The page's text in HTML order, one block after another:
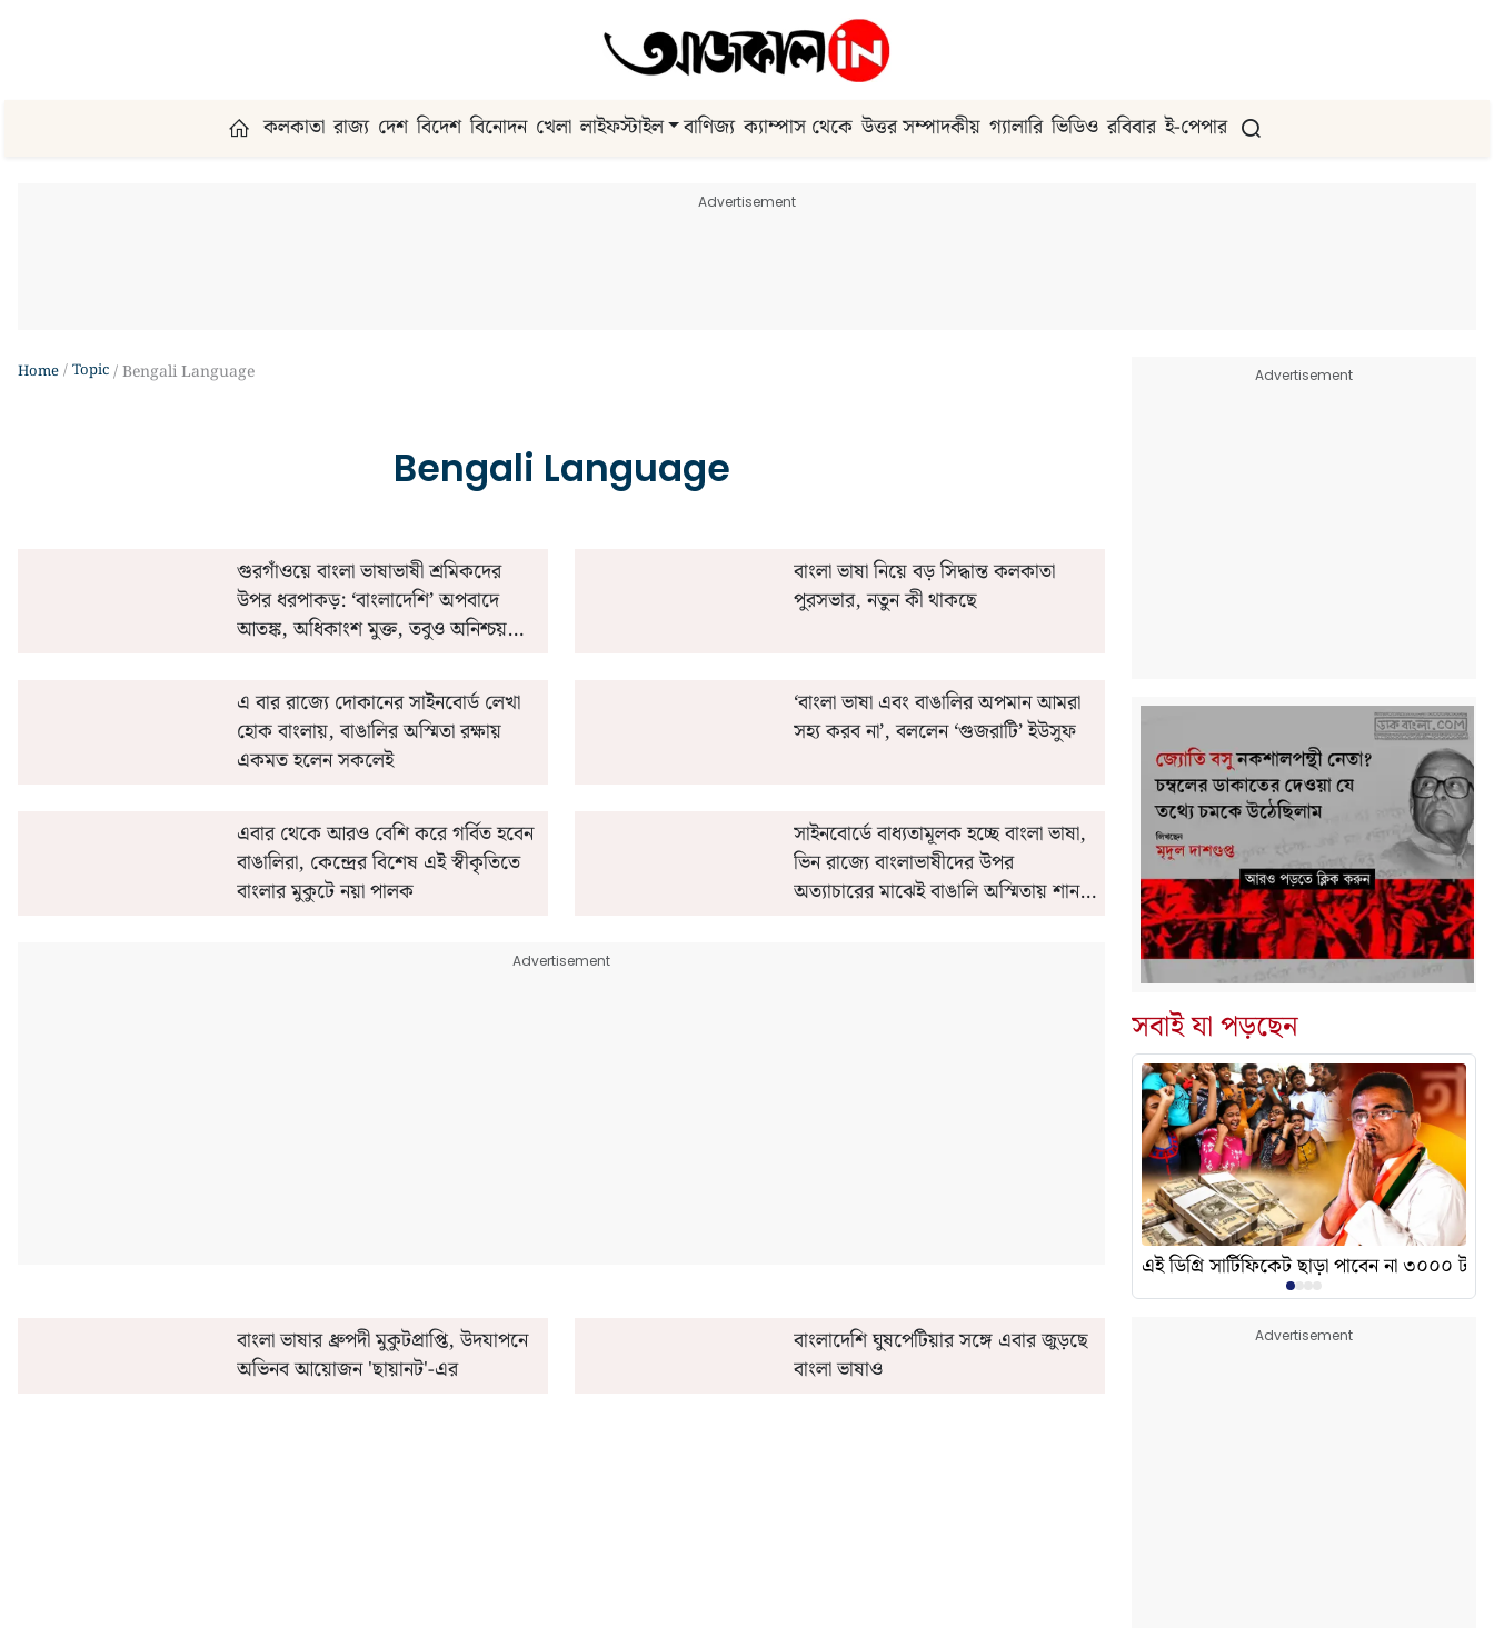
কলকাতা রাজ্য দেশ বিদেশ বিনোদন খেলা লাইফস্টাইল বাণিজ্য ক্যাম্পাস থেকে উত্তর সম্পাদকীয় গ্যালারি ভিডিও রবিবার ই-পেপার
Advertisement
Home Topic Bengali Language
Bengali Language
গুরগাঁওয়ে বাংলা ভাষাভাষী শ্রমিকদের
উপর ধরপাকড়: ‘বাংলাদেশি’ অপবাদে
আতঙ্ক, অধিকাংশ মুক্ত, তবুও অনিশ্চয়তার
বাংলা ভাষা নিয়ে বড় সিদ্ধান্ত কলকাতা
পুরসভার, নতুন কী থাকছে
এ বার রাজ্যে দোকানের সাইনবোর্ড লেখা
হোক বাংলায়, বাঙালির অস্মিতা রক্ষায়
একমত হলেন সকলেই
‘বাংলা ভাষা এবং বাঙালির অপমান আমরা
সহ্য করব না’, বললেন ‘গুজরাটি’ ইউসুফ
এবার থেকে আরও বেশি করে গর্বিত হবেন
বাঙালিরা, কেন্দ্রের বিশেষ এই স্বীকৃতিতে
বাংলার মুকুটে নয়া পালক
সাইনবোর্ডে বাধ্যতামূলক হচ্ছে বাংলা ভাষা,
ভিন রাজ্যে বাংলাভাষীদের উপর
অত্যাচারের মাঝেই বাঙালি অস্মিতায় শান
Advertisement
বাংলা ভাষার ধ্রুপদী মুকুটপ্রাপ্তি, উদযাপনে
অভিনব আয়োজন 'ছায়ানট'-এর
বাংলাদেশি ঘুষপেটিয়ার সঙ্গে এবার জুড়ছে
বাংলা ভাষাও
Advertisement
সবাই যা পড়ছেন
মিশর কোচ কেন 'এক্স' চিহ্ন দেখালেন? এর অর্থ কী?এই ডিগ্রি সার্টিফিকেট ছাড়া পাবেন না ৩০০০ টাকা
Advertisement